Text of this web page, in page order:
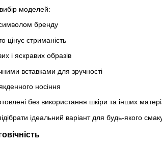
моделей:
символом бренду
цінує стриманість
і яскравих образів
вставками для зручності
носіння
без використання шкіри та інших
ідеальний варіант для будь-якого